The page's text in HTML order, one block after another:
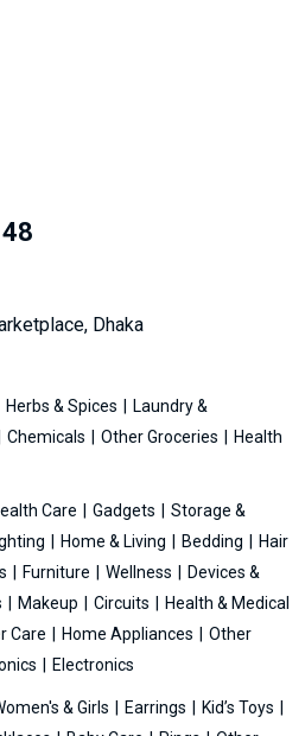
Dhaka
Herbs & Spices
Laundry &
Chemicals Other Groceries
Health
Care Gadgets
Storage &
Home & Living Bedding
Hair
Furniture Wellness
Devices &
Makeup Circuits
Health & Medical
Care Home Appliances
Other
Electronics
& Girls Earrings
Kid’s Toys